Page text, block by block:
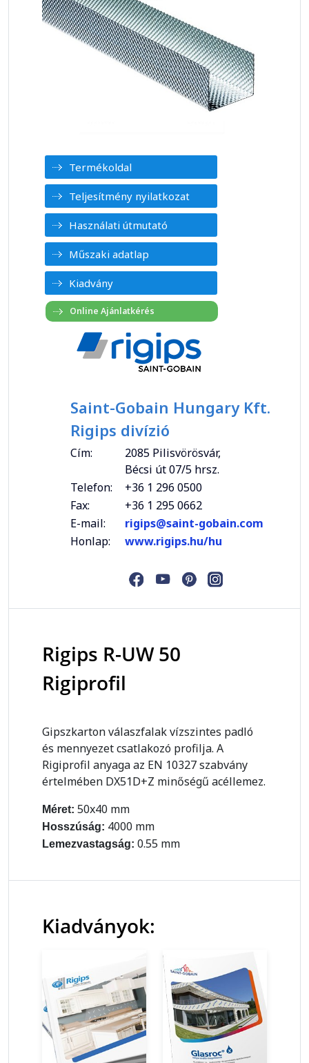
Termékoldal
Teljesítmény nyilatkozat
Használati útmutató
Műszaki adatlap
Kiadvány
Saint-Gobain Hungary Kft.
Rigips divízió
Cím:
2085 Pilisvörösvár,
Bécsi út 07/5 hrsz.
Telefon:
+36 1 296 0500
Fax:
+36 1 295 0662
E-mail:
rigips@saint-gobain.com
Honlap:
www.rigips.hu/hu
Rigips R-UW 50
Rigiprofil
Gipszkarton válaszfalak vízszintes padló
és mennyezet csatlakozó profilja. A
Rigiprofil anyaga az EN 10327 szabvány
értelmében DX51D+Z minőségű acéllemez.
Méret: 50x40 mm
Hosszúság: 4000 mm
Lemezvastagság: 0.55 mm
Kiadványok: